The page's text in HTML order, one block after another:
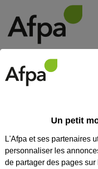
Un petit
L'Afpa et ses partenaires
personnaliser les
de partager des pages